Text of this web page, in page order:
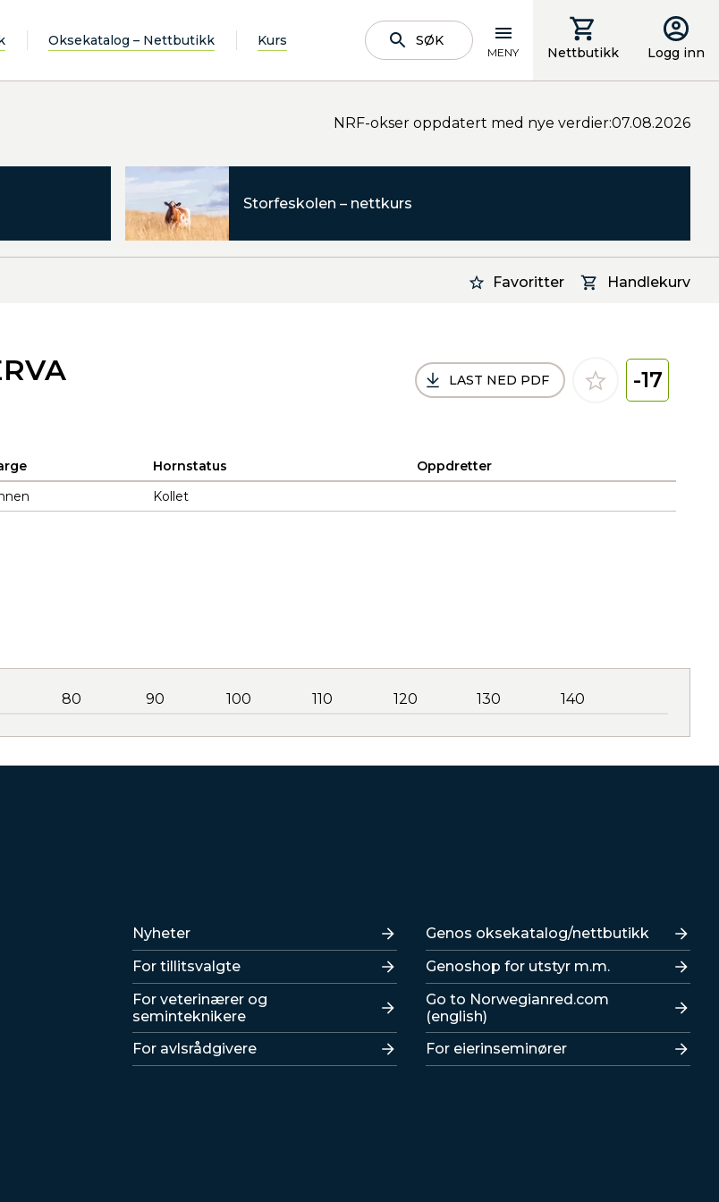
Oksekatalog – Nettbutikk Kurs SØK
MENY Nettbutikk Logg inn
NRF-okser oppdatert med nye verdier:07.08.2026
Storfeskolen – nettkurs
Favoritter Handlekurv
LAST NED PDF -17
Hornstatus
Oppdretter
Kollet
80 90 100 110 120 130 140
Lenker
Nyheter
For tillitsvalgte
For veterinærer og
seminteknikere
For avlsrådgivere
Lenker
Genos oksekatalog/nettbutikk
Genoshop for utstyr m.m.
Go to Norwegianred.com
(english)
For eierinseminører